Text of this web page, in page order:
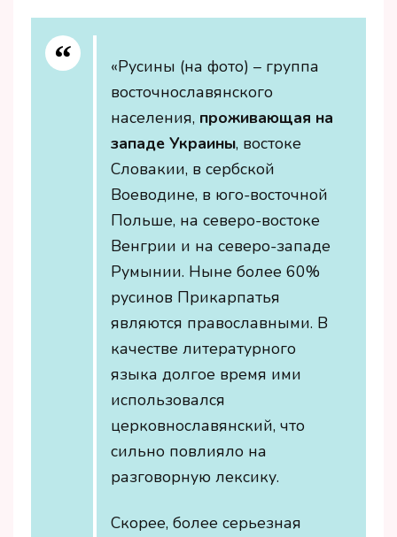
«Русины (на фото) – группа
восточнославянского
населения, проживающая на
западе Украины, востоке
Словакии, в сербской
Воеводине, в юго-восточной
Польше, на северо-востоке
Венгрии и на северо-западе
Румынии. Ныне более 60%
русинов Прикарпатья
являются православными. В
качестве литературного
языка долгое время ими
использовался
церковнославянский, что
сильно повлияло на
разговорную лексику.
Скорее, более серьезная